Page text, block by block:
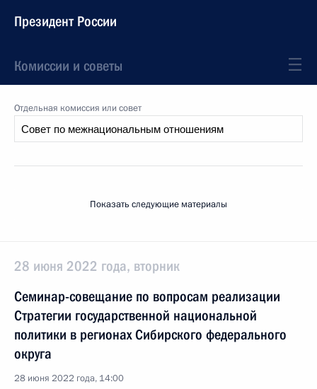
Президент России
Комиссии и советы
Отдельная комиссия или совет
Показать следующие материалы
28 июня 2022 года, вторник
Семинар-совещание по вопросам реализации
Стратегии государственной национальной
политики в регионах Сибирского федерального
округа
28 июня 2022 года, 14:00